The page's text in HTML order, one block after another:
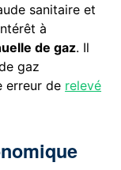
sanitaire et
à
de gaz. Il
gaz
erreur de relevé